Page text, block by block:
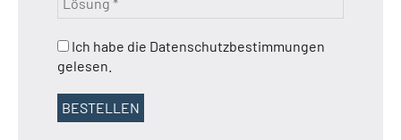
Ich habe die Datenschutzbestimmungen
gelesen.